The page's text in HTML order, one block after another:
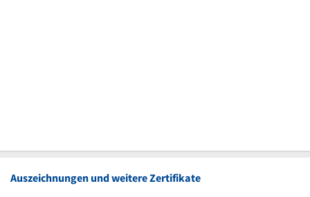
Auszeichnungen und weitere Zertifikate